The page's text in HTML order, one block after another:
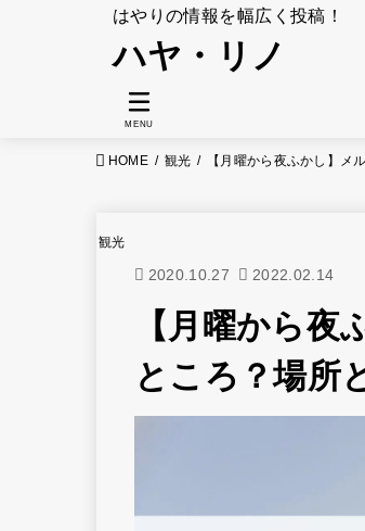
はやりの情報を幅広く投稿！
ハヤ・リノ
MENU
HOME 観光 【月曜から夜ふかし】メ
観光
2020.10.27 2022.02.14
【月曜から
ところ？場所